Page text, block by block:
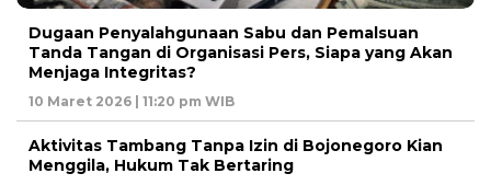
Dugaan Penyalahgunaan Sabu dan Pemalsuan
Tanda Tangan di Organisasi Pers, Siapa yang Akan
Menjaga Integritas?
10 Maret 2026 | 11:20 pm WIB
Aktivitas Tambang Tanpa Izin di Bojonegoro Kian
Menggila, Hukum Tak Bertaring